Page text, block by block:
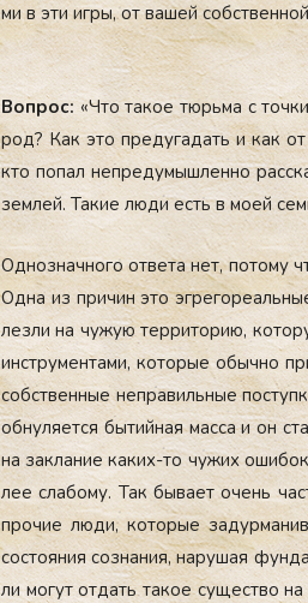
ми в эти иг­ры, от ва­шей
Воп­рос:«Что та­кое тюрь­ма с
род? Как это пре­дуга­дать и как
кто по­пал неп­ре­думыш­ленно
зем­лей. Та­кие лю­ди есть в мо­ей
Од­нознач­но­го от­ве­та нет, по­тому
Од­на из при­чин это
лез­ли на чу­жую тер­ри­торию,
инс­тру­мен­та­ми, ко­торые обыч­но
собс­твен­ные неп­ра­виль­ные
об­ну­ля­ет­ся бы­тий­ная мас­са и он
на зак­ла­ние ка­ких-то чу­жих
лее сла­бому. Так бы­ва­ет очень
про­чие лю­ди, ко­торые
сос­то­яния соз­на­ния, на­рушая
ли мо­гут от­дать та­кое су­щес­тво